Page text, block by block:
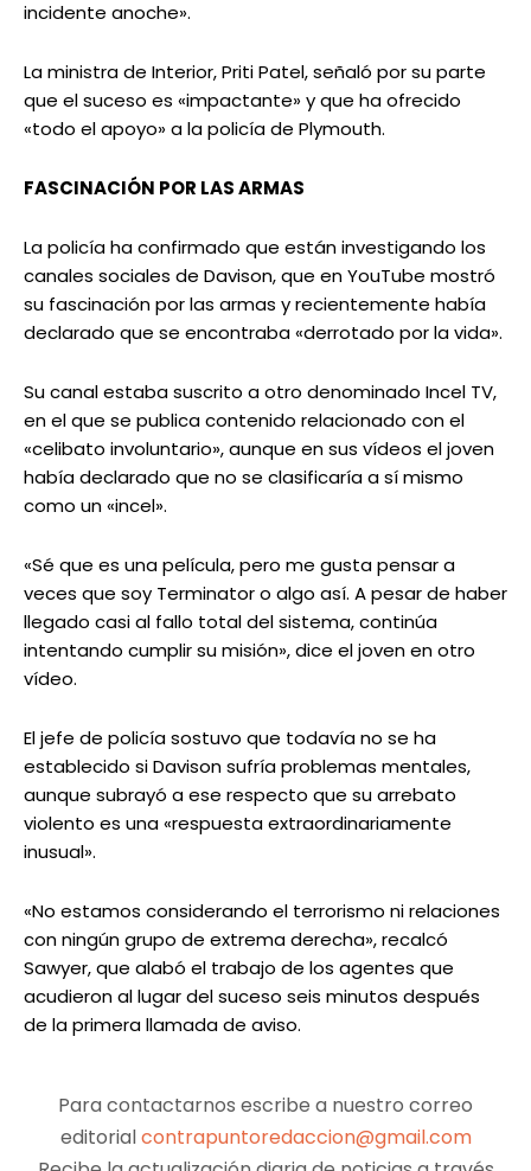
incidente anoche».
La ministra de Interior, Priti Patel, señaló por su parte
que el suceso es «impactante» y que ha ofrecido
«todo el apoyo» a la policía de Plymouth.
FASCINACIÓN POR LAS ARMAS
La policía ha confirmado que están investigando los
canales sociales de Davison, que en YouTube mostró
su fascinación por las armas y recientemente había
declarado que se encontraba «derrotado por la vida».
Su canal estaba suscrito a otro denominado Incel TV,
en el que se publica contenido relacionado con el
«celibato involuntario», aunque en sus vídeos el joven
había declarado que no se clasificaría a sí mismo
como un «incel».
«Sé que es una película, pero me gusta pensar a
veces que soy Terminator o algo así. A pesar de haber
llegado casi al fallo total del sistema, continúa
intentando cumplir su misión», dice el joven en otro
vídeo.
El jefe de policía sostuvo que todavía no se ha
establecido si Davison sufría problemas mentales,
aunque subrayó a ese respecto que su arrebato
violento es una «respuesta extraordinariamente
inusual».
«No estamos considerando el terrorismo ni relaciones
con ningún grupo de extrema derecha», recalcó
Sawyer, que alabó el trabajo de los agentes que
acudieron al lugar del suceso seis minutos después
de la primera llamada de aviso.
Para contactarnos escribe a nuestro correo
editorialcontrapuntoredaccion@gmail.com